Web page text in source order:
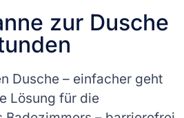
zur Dusche
Dusche – einfacher geht
Lösung für die